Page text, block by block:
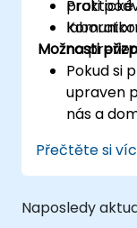
proti
na
Možnosti
Pokud si
upraven
nás a
Přečtěte si
Naposledy